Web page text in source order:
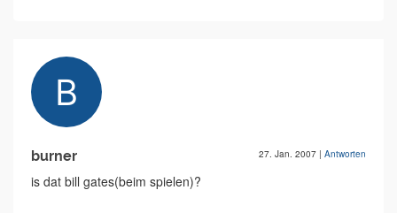
burner 27. Jan. 2007 | Antworten
is dat bill gates(beim spielen)?